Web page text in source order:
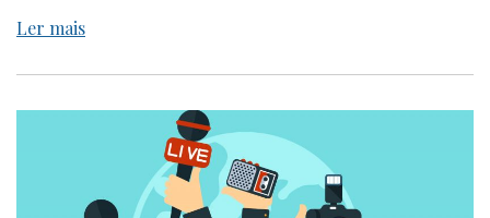
Ler mais